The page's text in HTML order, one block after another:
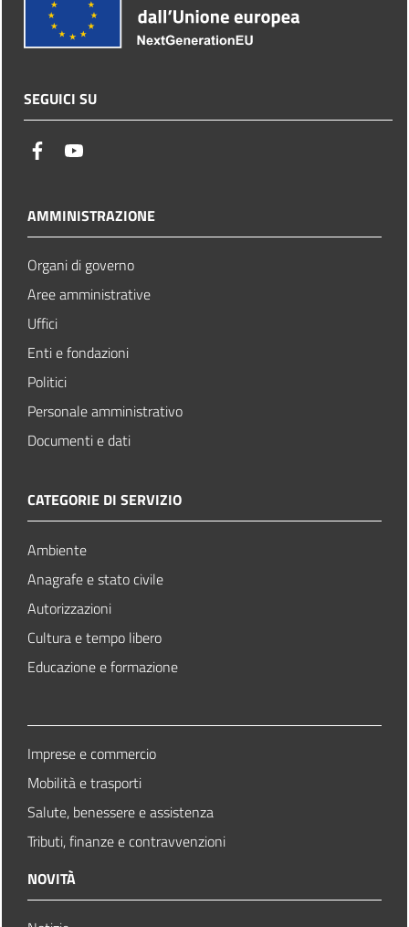
SEGUICI SU
facebook
AMMINISTRAZIONE
Organi di governo
Aree amministrative
Uffici
Enti e fondazioni
Politici
Personale amministrativo
Documenti e dati
CATEGORIE DI SERVIZIO
Ambiente
Anagrafe e stato civile
Autorizzazioni
Cultura e tempo libero
Educazione e formazione
Imprese e commercio
Mobilità e trasporti
Salute, benessere e assistenza
Tributi, finanze e contravvenzioni
NOVITÀ